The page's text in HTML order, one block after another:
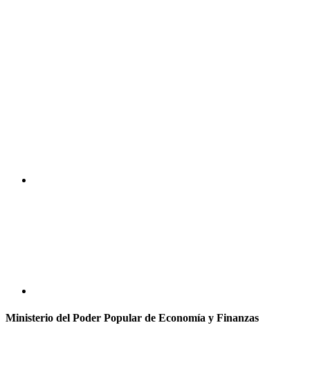
Ministerio del Poder Popular de Economía y Finanzas